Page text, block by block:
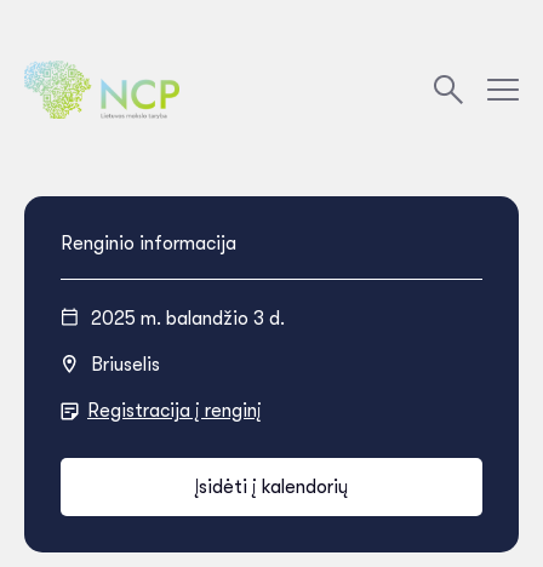
Renginio informacija
2025 m. balandžio 3 d.
Briuselis
Registracija į renginį
Įsidėti į kalendorių